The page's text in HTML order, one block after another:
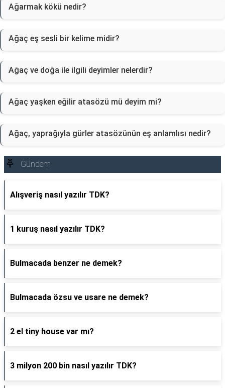
Ağarmak kökü nedir?
Ağaç eş sesli bir kelime midir?
Ağaç ve doğa ile ilgili deyimler nelerdir?
Ağaç yaşken eğilir atasözü mü deyim mi?
Ağaç, yaprağıyla gürler atasözünün eş anlamlısı nedir?
Gündem
Alışveriş nasıl yazılır TDK?
1 kuruş nasıl yazılır TDK?
Bulmacada benzer ne demek?
Bulmacada özsu ve usare ne demek?
2 el tiny house var mı?
3 milyon 200 bin nasıl yazılır TDK?